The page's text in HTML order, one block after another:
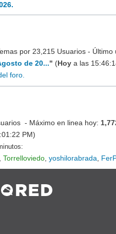
por 23,215 Usuarios -
de 20..." (Hoy a las
foro.
- Máximo en linea hoy:
PM)
Torrelloviedo yoshilorabrada